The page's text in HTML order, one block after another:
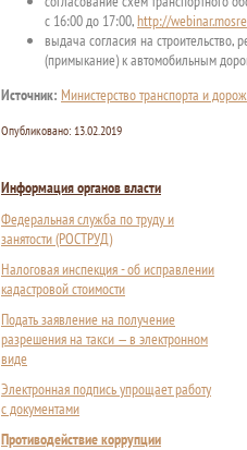
с 16:00 до 17:00,http://
выдача согласия на
(примыкание) к автомобильным
Источник: Министерство транспорта и
Опубликовано: 13.02.2019
Информация органов власти
Федеральная служба по труду и
занятости (РОСТРУД)
Налоговая инспекция - об исправлении
кадастровой стоимости
Подать заявление на получение
разрешения на такси — в электронном
виде
Электронная подпись упрощает работу
с документами
Противодействие коррупции